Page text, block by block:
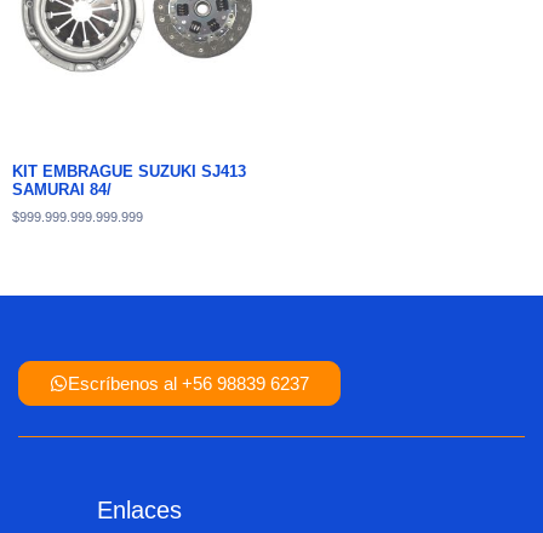
KIT EMBRAGUE SUZUKI SJ413
SAMURAI 84/
$999.999.999.999.999
Escríbenos al +56 98839 6237
Enlaces